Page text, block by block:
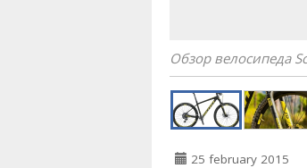
​Обзор велосипеда
25 february 2015